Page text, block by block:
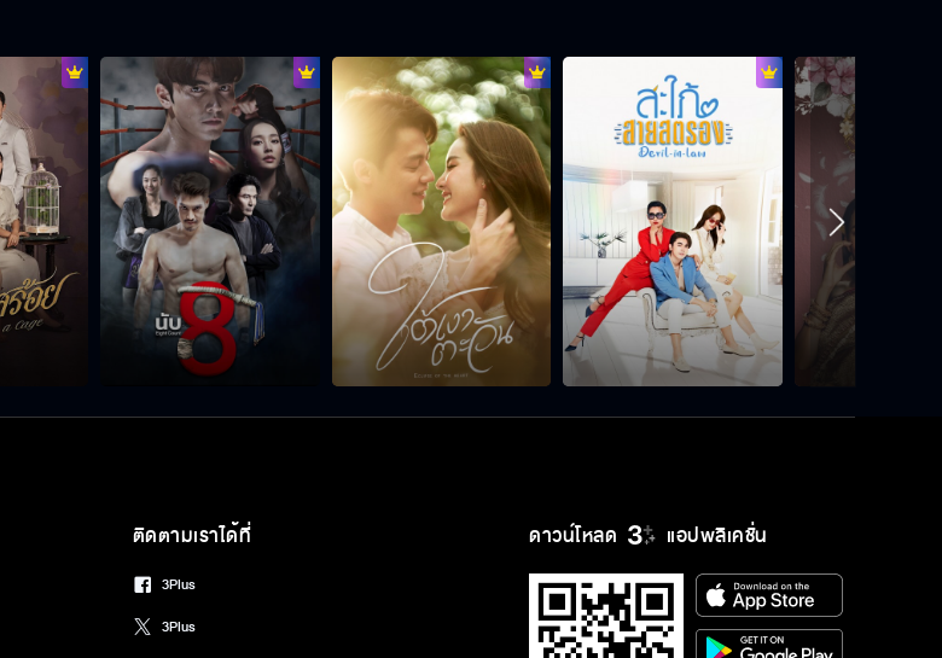
ดาวน์โหลด แอปพลิเคชั่น
ติดตามเราได้ที่
3Plus
3Plus